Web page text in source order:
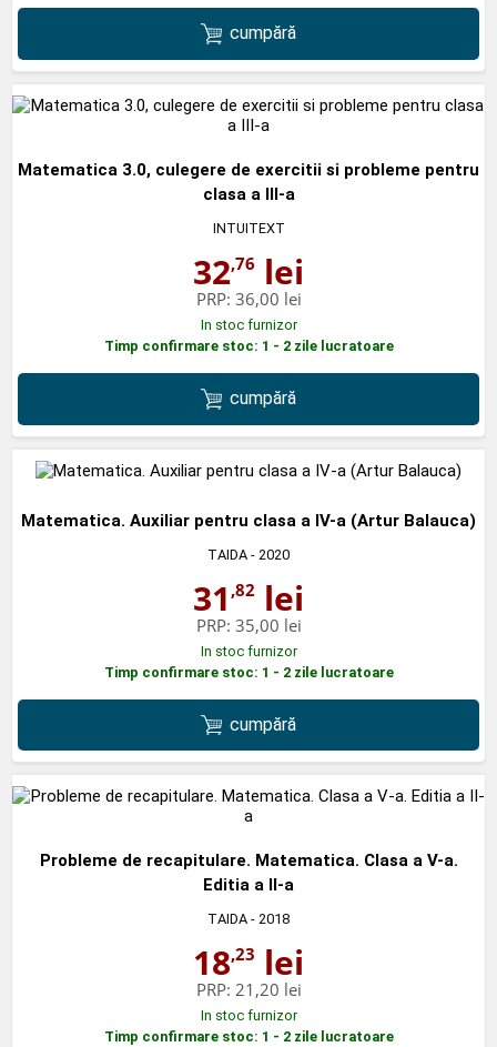
cumpără
Matematica 3.0, culegere de exercitii si probleme pentru
clasa a III-a
INTUITEXT
32,76 lei
PRP: 36,00 lei
In stoc furnizor
Timp confirmare stoc: 1 - 2 zile lucratoare
cumpără
Matematica. Auxiliar pentru clasa a IV-a (Artur Balauca)
TAIDA - 2020
31 ,82 lei
PRP: 35,00 lei
In stoc furnizor
Timp confirmare stoc: 1 - 2 zile lucratoare
cumpără
Probleme de recapitulare. Matematica. Clasa a V-a.
Editia a II-a
TAIDA - 2018
18,23 lei
PRP: 21,20 lei
In stoc furnizor
Timp confirmare stoc: 1 - 2 zile lucratoare